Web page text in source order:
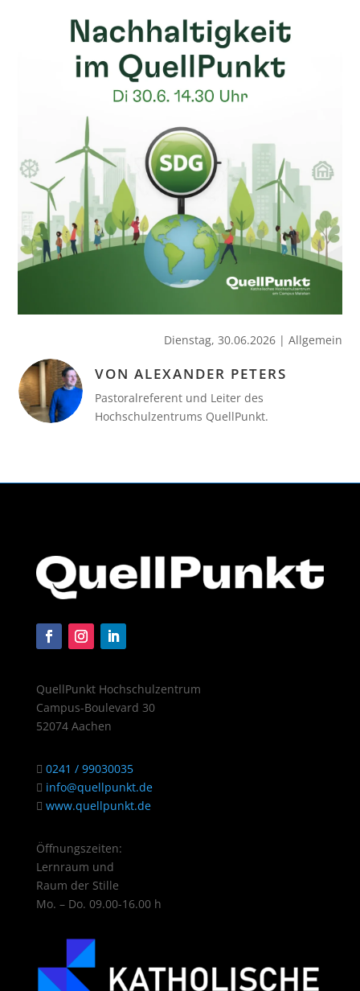
Dienstag, 30.06.2026| Allgemein
VON ALEXANDER PETERS
Pastoralreferent und Leiter des
Hochschulzentrums QuellPunkt.
QuellPunkt Hochschulzentrum
Campus-Boulevard 30
52074 Aachen
0241 / 99030035
info@quellpunkt.de
www.quellpunkt.de
Öffnungszeiten:
Lernraum und
Raum der Stille
Mo. – Do. 09.00-16.00 h